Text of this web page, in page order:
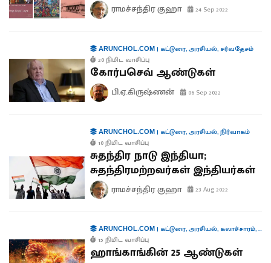
ராமச்சந்திர குஹா 24 Sep 2022
ARUNCHOL.COM| கட்டுரை,அரசியல், சர்வதேசம்
20 நிமிட வாசிப்பு
கோர்பசெவ் ஆண்டுகள்
பி.ஏ.கிருஷ்ணன் 06 Sep 2022
ARUNCHOL.COM| கட்டுரை,அரசியல்,நிர்வாகம்
10 நிமிட வாசிப்பு
சுதந்திர நாடு இந்தியா;
சுதந்திரமற்றவர்கள் இந்தியர்கள்
ராமச்சந்திர குஹா 23 Aug 2022
ARUNCHOL.COM| கட்டுரை,அரசியல், கலாச்சாரம்,
15 நிமிட வாசிப்பு
ஹாங்காங்கின் 25 ஆண்டுகள்